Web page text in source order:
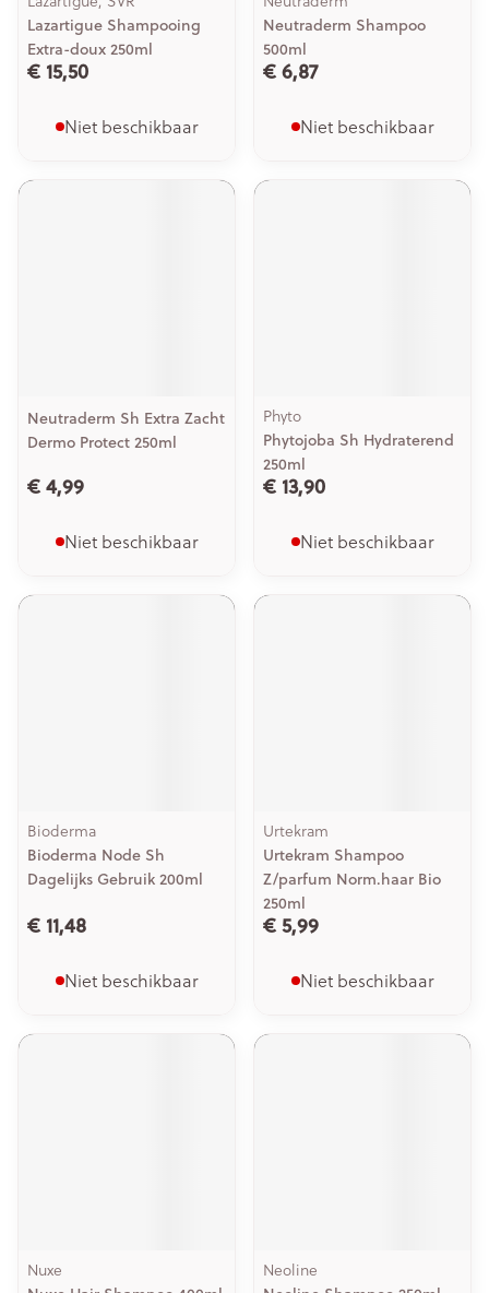
Lazartigue Shampooing
Extra-doux 250ml
€ 15,50
Niet beschikbaar
Neutraderm Shampoo
500ml
€ 6,87
Niet beschikbaar
Neutraderm Sh Extra Zacht
Dermo Protect 250ml
€ 4,99
Niet beschikbaar
Phyto
Phytojoba Sh Hydraterend
250ml
€ 13,90
Niet beschikbaar
Bioderma
Bioderma Node Sh
Dagelijks Gebruik 200ml
€ 11,48
Niet beschikbaar
Urtekram
Urtekram Shampoo
Z/parfum Norm.haar Bio
250ml
€ 5,99
Niet beschikbaar
Nuxe Neoline